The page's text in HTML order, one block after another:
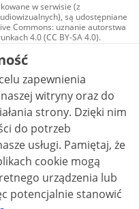
w serwisie (z
są udostępniane
Commons: uznanie autorstwa
4.0 (CC BY-SA 4.0).
w tym zdjęcia, materiały
na licencji typu
autorstwa użycie
zależnych 4.0 (CC BY-
to stwierdzone inaczej.
zapewnienia
witryny oraz do
Dzięki nim
do potrzeb
Pamiętaj, że
cookie mogą
urządzenia lub
potencjalnie stanowić